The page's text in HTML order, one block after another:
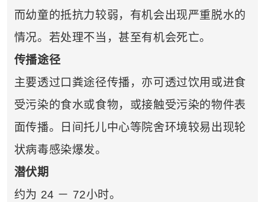
而幼童的抵抗力较弱，有机会出现严重脱水的
情况。若处理不当，甚至有机会死亡。
传播途径
主要透过口粪途径传播，亦可透过饮用或进食
受污染的食水或食物，或接触受污染的物件表
面传播。日间托儿中心等院舍环境较易出现轮
状病毒感染爆发。
潜伏期
约为 24 － 72小时。